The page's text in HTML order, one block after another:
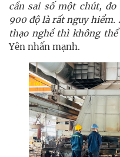
cần sai số một chút, đo
900 độ là rất nguy
thạo nghề thì không
Yên nhấn mạnh.